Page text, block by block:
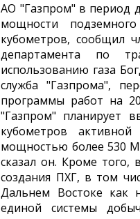
АО "Газпром" в период
мощности
кубометров, сообщил
департамента по
использованию газа
служба "Газпрома",
программы работ на
"Газпром" планирует
кубометров
мощностью более 530
сказал он. Кроме того,
создания ПХГ, в том
Дальнем Востоке как
единой системы